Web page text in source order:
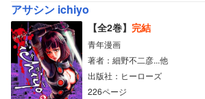
アサシン ichiyo
【全2巻】 完結
青年漫画
著者：細野不二彦...他
出版社：ヒーローズ
226ページ